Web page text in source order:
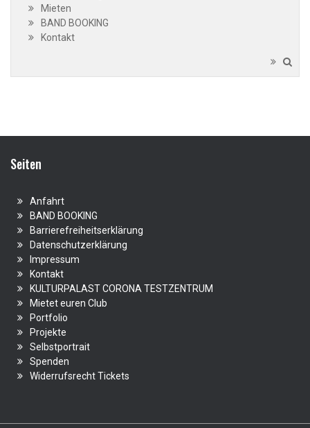
Mieten
BAND BOOKING
Kontakt
Seiten
Anfahrt
BAND BOOKING
Barrierefreiheitserklärung
Datenschutzerklärung
Impressum
Kontakt
KULTURPALAST CORONA TESTZENTRUM
Mietet euren Club
Portfolio
Projekte
Selbstportrait
Spenden
Widerrufsrecht Tickets